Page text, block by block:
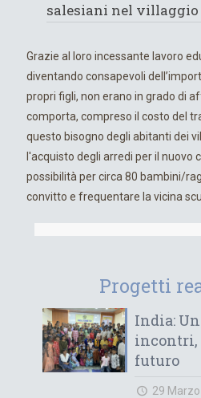
salesiani nel villaggio
Grazie al loro incessante lavoro
diventando consapevoli
propri figli, non erano in grado di
comporta, compreso il costo del
questo bisogno degli abitanti dei
l'acquisto degli arredi per il nuovo
possibilità per circa 80 bambini/
convitto e frequentare la vicina
Progetti
India:
incontri,
futuro
29